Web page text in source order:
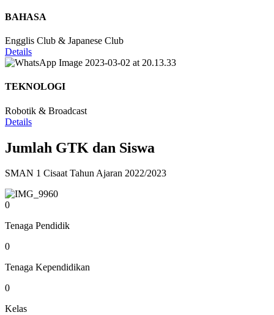
BAHASA
Engglis Club & Japanese Club
Details
TEKNOLOGI
Robotik & Broadcast
Details
Jumlah GTK dan Siswa
SMAN 1 Cisaat Tahun Ajaran 2022/2023
0
Tenaga Pendidik
0
Tenaga Kependidikan
0
Kelas